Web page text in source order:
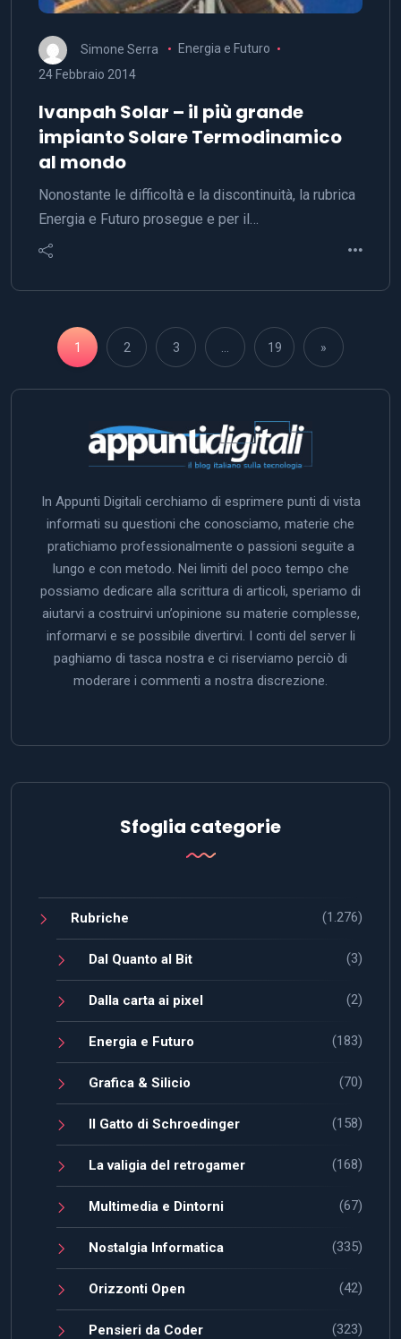
Simone Serra
Energia e Futuro
24 Febbraio 2014
Ivanpah Solar – il più grande
impianto Solare Termodinamico
al mondo
Nonostante le difficoltà e la discontinuità, la rubrica
Energia e Futuro prosegue e per il…
1 2 3 19 »
In Appunti Digitali cerchiamo di esprimere punti di vista
informati su questioni che conosciamo, materie che
pratichiamo professionalmente o passioni seguite a
lungo e con metodo. Nei limiti del poco tempo che
possiamo dedicare alla scrittura di articoli, speriamo di
aiutarvi a costruirvi un’opinione su materie complesse,
informarvi e se possibile divertirvi. I conti del server li
paghiamo di tasca nostra e ci riserviamo perciò di
moderare i commenti a nostra discrezione.
Sfoglia categorie
Rubriche (1.276)
Dal Quanto al Bit (3)
Dalla carta ai pixel (2)
Energia e Futuro (183)
Grafica & Silicio (70)
Il Gatto di Schroedinger (158)
La valigia del retrogamer (168)
Multimedia e Dintorni (67)
Nostalgia Informatica (335)
Orizzonti Open (42)
Pensieri da Coder (323)